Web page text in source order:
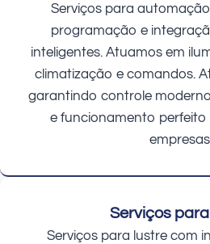
Serviços para
programação e
inteligentes. Atuamos em
climatização e comandos.
garantindo controle
e funcionamento perfeito
Serviços
Serviços para lustre com